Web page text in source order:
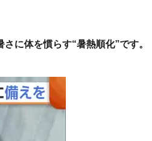
に体を慣らす“暑熱順化”です。